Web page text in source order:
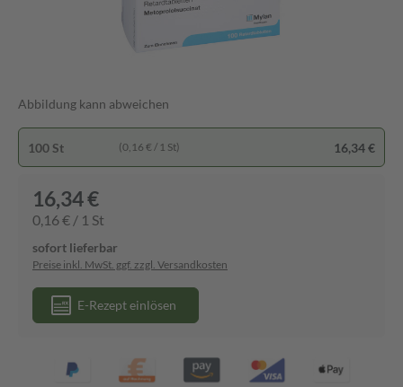
Abbildung kann abweichen
100 St (0,16 € / 1 St) 16,34 €
16,34 €
0,16 € / 1 St
sofort lieferbar
Preise inkl. MwSt. ggf. zzgl. Versandkosten
E-Rezept einlösen